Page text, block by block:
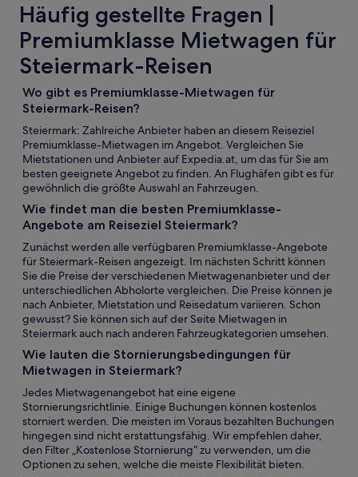
Häufig gestellte Fragen |
Premiumklasse Mietwagen für
Steiermark-Reisen
Wo gibt es Premiumklasse-Mietwagen für
Steiermark-Reisen?
Steiermark: Zahlreiche Anbieter haben an diesem Reiseziel
Premiumklasse-Mietwagen im Angebot. Vergleichen Sie
Mietstationen und Anbieter auf Expedia.at, um das für Sie am
besten geeignete Angebot zu finden. An Flughäfen gibt es für
gewöhnlich die größte Auswahl an Fahrzeugen.
Wie findet man die besten Premiumklasse-
Angebote am Reiseziel Steiermark?
Zunächst werden alle verfügbaren Premiumklasse-Angebote
für Steiermark-Reisen angezeigt. Im nächsten Schritt können
Sie die Preise der verschiedenen Mietwagenanbieter und der
unterschiedlichen Abholorte vergleichen. Die Preise können je
nach Anbieter, Mietstation und Reisedatum variieren. Schon
gewusst? Sie können sich auf der Seite Mietwagen in
Steiermark auch nach anderen Fahrzeugkategorien umsehen.
Wie lauten die Stornierungsbedingungen für
Mietwagen in Steiermark?
Jedes Mietwagenangebot hat eine eigene
Stornierungsrichtlinie. Einige Buchungen können kostenlos
storniert werden. Die meisten im Voraus bezahlten Buchungen
hingegen sind nicht erstattungsfähig. Wir empfehlen daher,
den Filter „Kostenlose Stornierung“ zu verwenden, um die
Optionen zu sehen, welche die meiste Flexibilität bieten.